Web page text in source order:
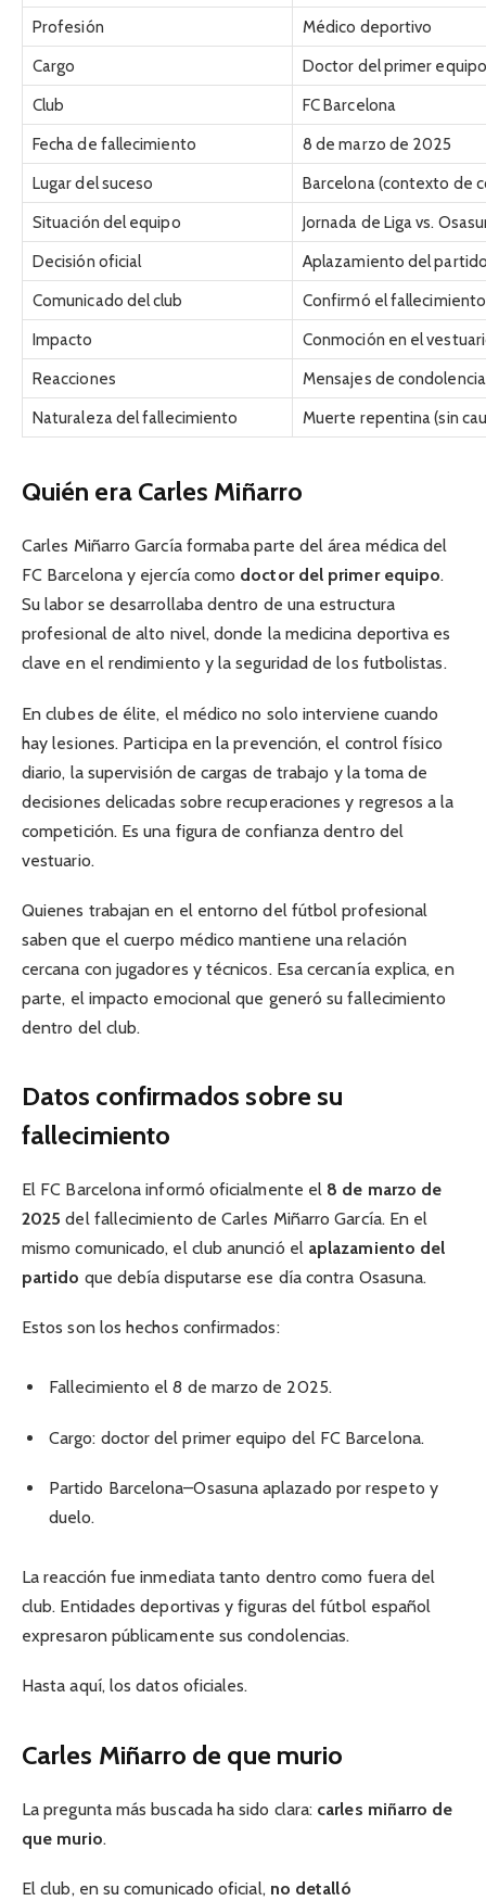
Profesión
Médico deportivo
Cargo
Doctor del primer
Club
FC Barcelona
Fecha de fallecimiento
8 de marzo de 2025
Lugar del suceso
Barcelona (contexto de
Situación del equipo
Jornada de Liga vs.
Decisión oficial
Aplazamiento del
Comunicado del club
Confirmó el
Impacto
Conmoción en el
Reacciones
Mensajes de
Naturaleza del fallecimiento
Muerte repentina (sin
Quién era Carles Miñarro
Carles Miñarro García formaba parte del área médica del
FC Barcelona y ejercía como doctor del primer equipo.
Su labor se desarrollaba dentro de una estructura
profesional de alto nivel, donde la medicina deportiva es
clave en el rendimiento y la seguridad de los futbolistas.
En clubes de élite, el médico no solo interviene cuando
hay lesiones. Participa en la prevención, el control físico
diario, la supervisión de cargas de trabajo y la toma de
decisiones delicadas sobre recuperaciones y regresos a la
competición. Es una figura de confianza dentro del
vestuario.
Quienes trabajan en el entorno del fútbol profesional
saben que el cuerpo médico mantiene una relación
cercana con jugadores y técnicos. Esa cercanía explica, en
parte, el impacto emocional que generó su fallecimiento
dentro del club.
Datos confirmados sobre su
fallecimiento
El FC Barcelona informó oficialmente el 8 de marzo de
2025 del fallecimiento de Carles Miñarro García. En el
mismo comunicado, el club anunció el aplazamiento del
partido que debía disputarse ese día contra Osasuna.
Estos son los hechos confirmados:
Fallecimiento el 8 de marzo de 2025.
Cargo: doctor del primer equipo del FC Barcelona.
Partido Barcelona–Osasuna aplazado por respeto y
duelo.
La reacción fue inmediata tanto dentro como fuera del
club. Entidades deportivas y figuras del fútbol español
expresaron públicamente sus condolencias.
Hasta aquí, los datos oficiales.
Carles Miñarro de que murio
La pregunta más buscada ha sido clara: carles miñarro de
que murio.
El club, en su comunicado oficial, no detalló